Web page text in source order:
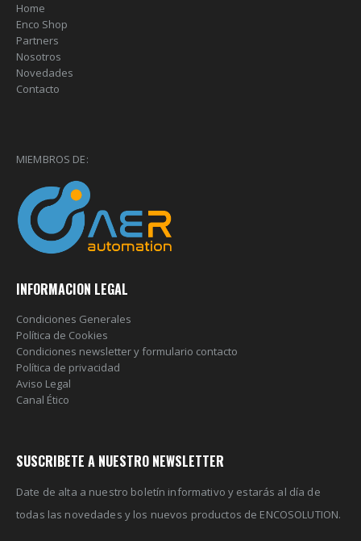
Home
Enco Shop
Partners
Nosotros
Novedades
Contacto
MIEMBROS DE:
INFORMACION LEGAL
Condiciones Generales
Política de Cookies
Condiciones newsletter y formulario contacto
Política de privacidad
Aviso Legal
Canal Ético
SUSCRIBETE A NUESTRO NEWSLETTER
Date de alta a nuestro boletín informativo y estarás al día de
todas las novedades y los nuevos productos de ENCOSOLUTION.